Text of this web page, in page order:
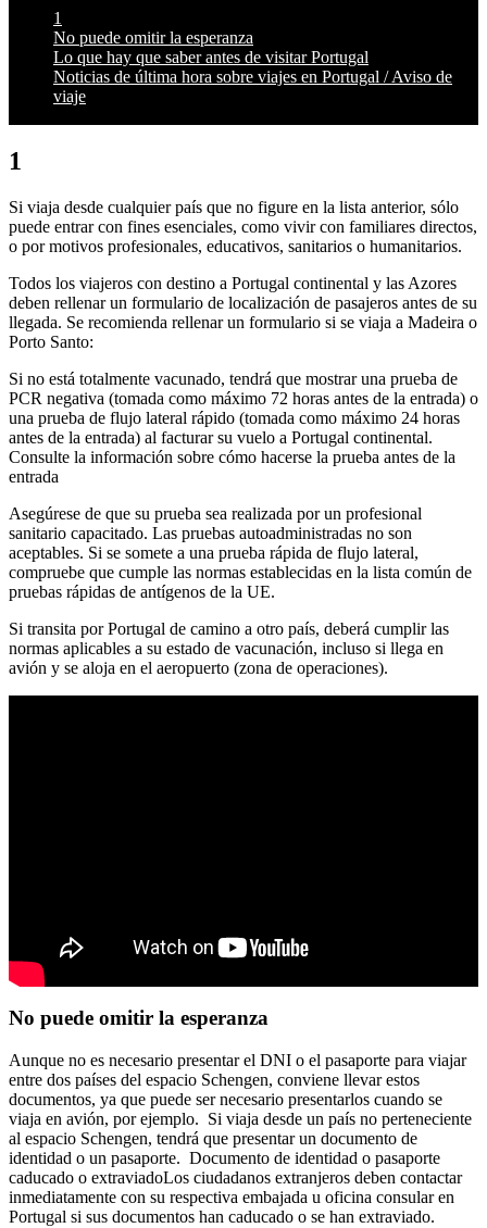
1
No puede omitir la esperanza
Lo que hay que saber antes de visitar Portugal
Noticias de última hora sobre viajes en Portugal / Aviso de
viaje
1
Si viaja desde cualquier país que no figure en la lista anterior, sólo
puede entrar con fines esenciales, como vivir con familiares directos,
o por motivos profesionales, educativos, sanitarios o humanitarios.
Todos los viajeros con destino a Portugal continental y las Azores
deben rellenar un formulario de localización de pasajeros antes de su
llegada. Se recomienda rellenar un formulario si se viaja a Madeira o
Porto Santo:
Si no está totalmente vacunado, tendrá que mostrar una prueba de
PCR negativa (tomada como máximo 72 horas antes de la entrada) o
una prueba de flujo lateral rápido (tomada como máximo 24 horas
antes de la entrada) al facturar su vuelo a Portugal continental.
Consulte la información sobre cómo hacerse la prueba antes de la
entrada
Asegúrese de que su prueba sea realizada por un profesional
sanitario capacitado. Las pruebas autoadministradas no son
aceptables. Si se somete a una prueba rápida de flujo lateral,
compruebe que cumple las normas establecidas en la lista común de
pruebas rápidas de antígenos de la UE.
Si transita por Portugal de camino a otro país, deberá cumplir las
normas aplicables a su estado de vacunación, incluso si llega en
avión y se aloja en el aeropuerto (zona de operaciones).
No puede omitir la esperanza
Aunque no es necesario presentar el DNI o el pasaporte para viajar
entre dos países del espacio Schengen, conviene llevar estos
documentos, ya que puede ser necesario presentarlos cuando se
viaja en avión, por ejemplo. Si viaja desde un país no perteneciente
al espacio Schengen, tendrá que presentar un documento de
identidad o un pasaporte. Documento de identidad o pasaporte
caducado o extraviadoLos ciudadanos extranjeros deben contactar
inmediatamente con su respectiva embajada u oficina consular en
Portugal si sus documentos han caducado o se han extraviado.